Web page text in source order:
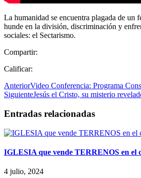
La humanidad se encuentra plagada de un
hunde en la división, discriminación y
sociales: el Sectarismo.
Compartir:
Calificar:
AnteriorVideo Conferencia: Programa
SiguienteJesús el Cristo, su misterio
Entradas relacionadas
IGLESIA que vende TERRENOS en el
4 julio, 2024